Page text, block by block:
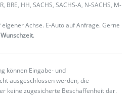
BRE, HH, SACHS, SACHS-A, N-SACHS, M-
Achse. E-Auto auf Anfrage. Gerne
Wunschzeit.
können Eingabe- und
ausgeschlossen werden, die
keine zugesicherte Beschaffenheit dar.